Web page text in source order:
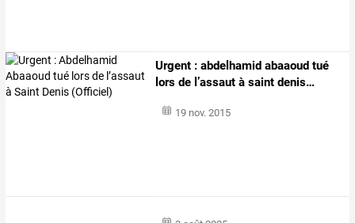
Urgent : abdelhamid abaaoud tué
lors de l’assaut à saint denis…
19 nov. 2015